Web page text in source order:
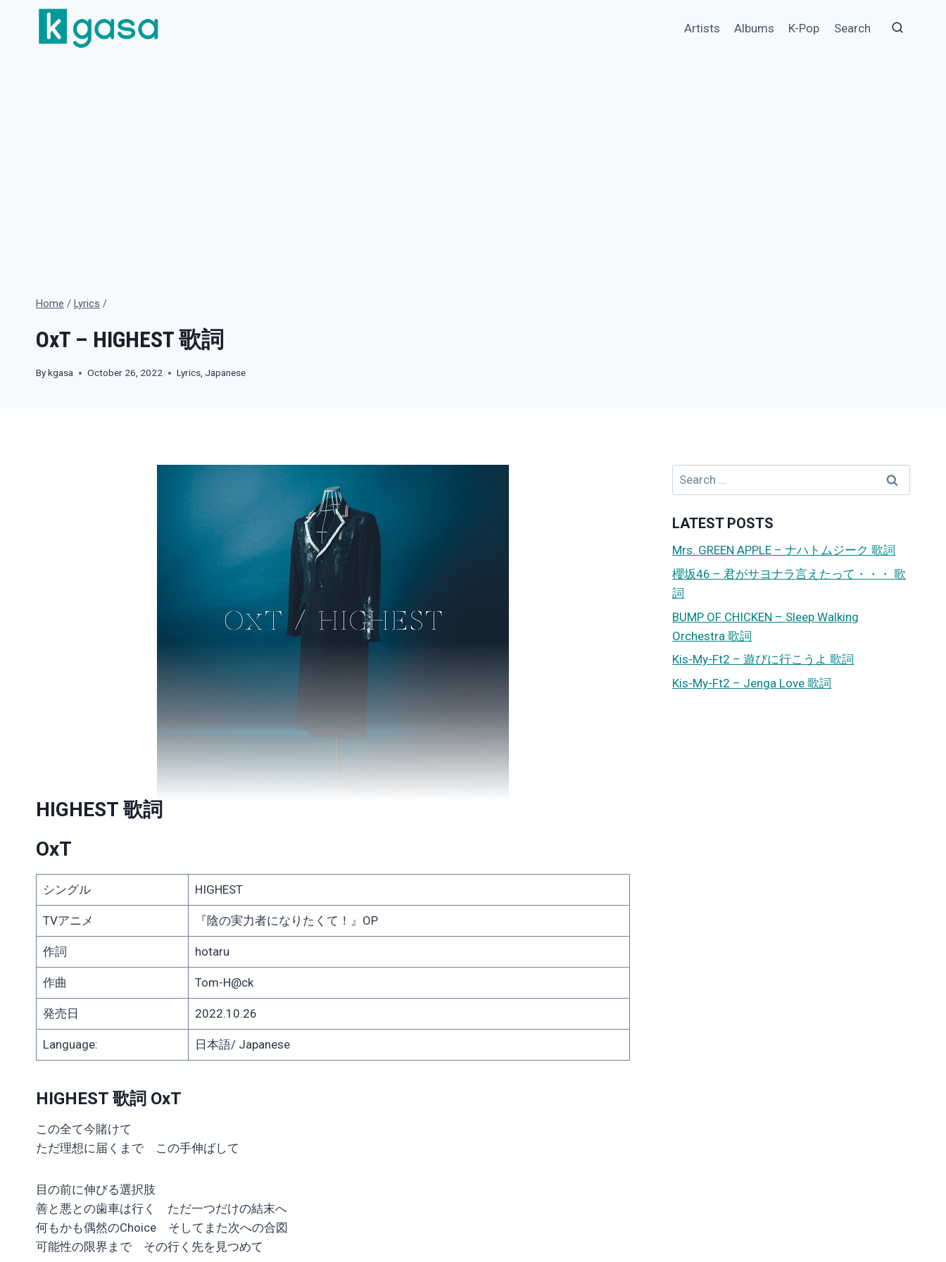
content
Artists Albums K-Pop Search
Home / Lyrics /
OxT – HIGHEST 歌詞
Bykgasa October 26, 2022 Lyrics, Japanese
HIGHEST 歌詞
OxT
シングル HIGHEST
TVアニメ 『陰の実力者になりたくて！』OP
作詞 hotaru
作曲 Tom-H@ck
発売日 2022.10.26
Language: 日本語/ Japanese
HIGHEST 歌詞 OxT
この全て今賭けて
ただ理想に届くまで この手伸ばして
目の前に伸びる選択肢
善と悪との歯車は行く ただ一つだけの結末へ
何もかも偶然のChoice そしてまた次への合図
可能性の限界まで その行く先を見つめて
Search
for:
LATEST POSTS
Mrs. GREEN APPLE – ナハトムジーク 歌詞
櫻坂46 – 君がサヨナラ言えたって・・・ 歌
詞
BUMP OF CHICKEN – Sleep Walking
Orchestra 歌詞
Kis-My-Ft2 – 遊びに行こうよ 歌詞
Kis-My-Ft2 – Jenga Love 歌詞